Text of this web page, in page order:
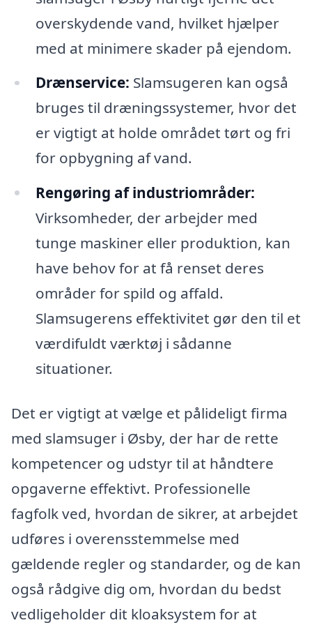
overskydende vand, hvilket hjælper
med at minimere skader på ejendom.
Drænservice: Slamsugeren kan også
bruges til dræningssystemer, hvor det
er vigtigt at holde området tørt og fri
for opbygning af vand.
Rengøring af industriområder:
Virksomheder, der arbejder med
tunge maskiner eller produktion, kan
have behov for at få renset deres
områder for spild og affald.
Slamsugerens effektivitet gør den til et
værdifuldt værktøj i sådanne
situationer.
Det er vigtigt at vælge et pålideligt firma
med slamsuger i Øsby, der har de rette
kompetencer og udstyr til at håndtere
opgaverne effektivt. Professionelle
fagfolk ved, hvordan de sikrer, at arbejdet
udføres i overensstemmelse med
gældende regler og standarder, og de kan
også rådgive dig om, hvordan du bedst
vedligeholder dit kloaksystem for at